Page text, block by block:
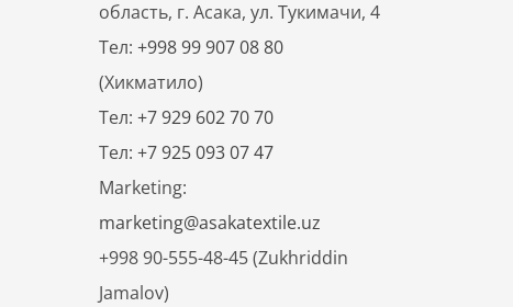
область, г. Асака, ул. Тукимачи, 4
Тел: +998 99 907 08 80
(Хикматило)
Тел: +7 929 602 70 70
Тел: +7 925 093 07 47
Marketing:
marketing@asakatextile.uz
+998 90-555-48-45 (Zukhriddin
Jamalov)